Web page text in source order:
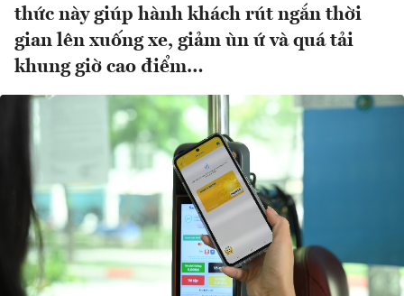
thức này giúp hành khách rút ngắn thời
gian lên xuống xe, giảm ùn ứ và quá tải
khung giờ cao điểm…